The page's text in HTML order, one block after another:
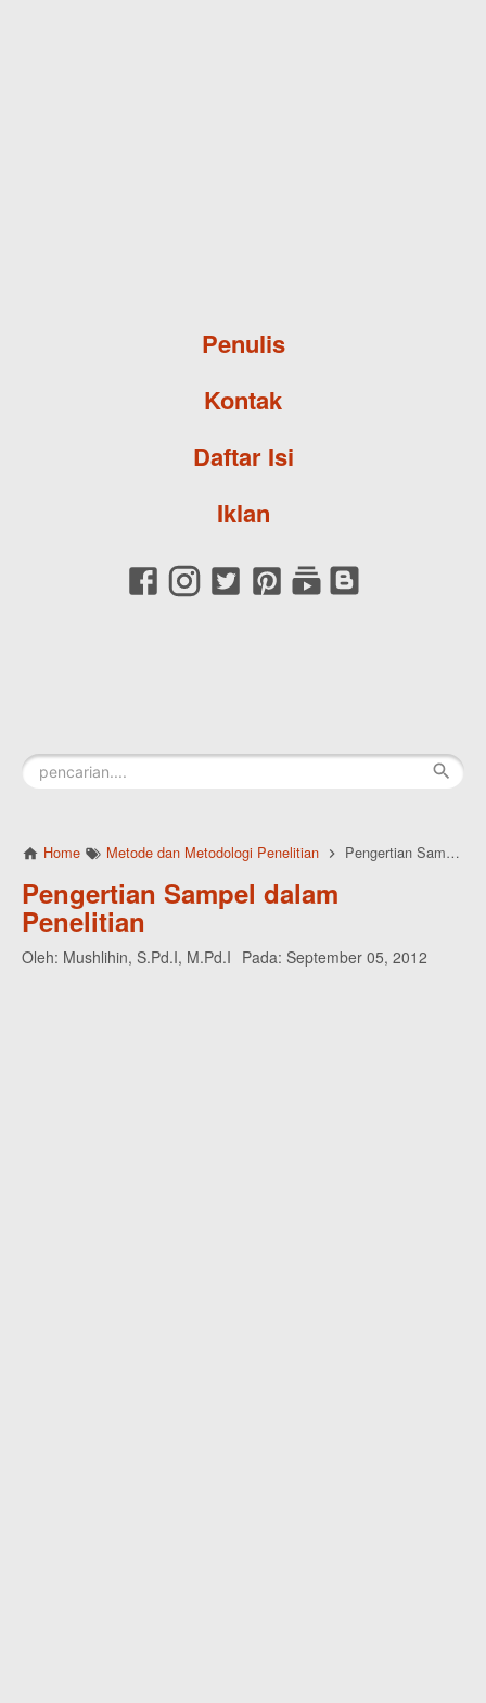
Penulis
Kontak
Daftar Isi
Iklan
Home Metode dan Metodologi Penelitian Pengertian Sampel dalam Penelitian
Pengertian Sampel dalam
Penelitian
Oleh: Mushlihin, S.Pd.I, M.Pd.I Pada: September 05, 2012